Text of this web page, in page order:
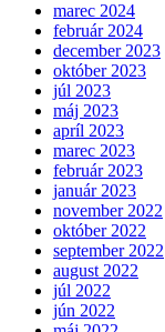
marec 2024
február 2024
december 2023
október 2023
júl 2023
máj 2023
apríl 2023
marec 2023
február 2023
január 2023
november 2022
október 2022
september 2022
august 2022
júl 2022
jún 2022